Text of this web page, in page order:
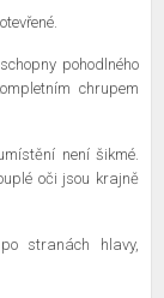
pohodlného
chrupem
není šikmé.
oči jsou krajně
stranách hlavy,